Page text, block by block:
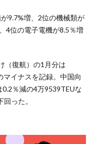
9.7%増、2位の機械類が
4位の電子電機が8.5％増
（復航）の1月分は
イナスを記録。中国向
％減の4万9539TEUな
った。